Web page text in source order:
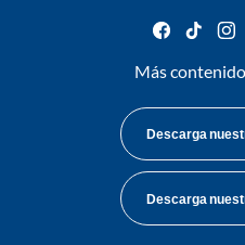
facebook
tiktok
Más
Descarga
Descarga